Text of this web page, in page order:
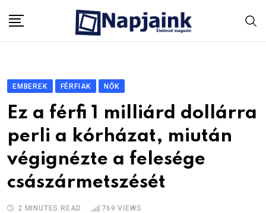
EMBEREK FÉRFIAK NŐK
Ez a férfi 1 milliárd dollárra
perli a kórházat, miután
végignézte a felesége
császármetszését
2 MINUTES READ 769 VIEWS